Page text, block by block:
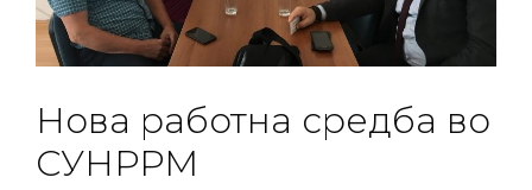
Нова работна средба во
СУНРРМ